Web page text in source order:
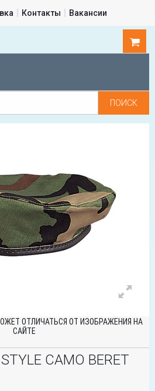
Контакты Вакансии
ОТЛИЧАТЬСЯ ОТ ИЗОБРАЖЕНИЯ НА
САЙТЕ
CAMO BERET